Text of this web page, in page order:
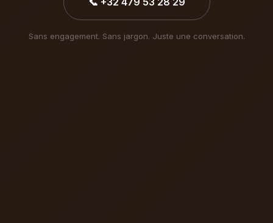
Sans engagement. Sans jargon. Juste une conversation.